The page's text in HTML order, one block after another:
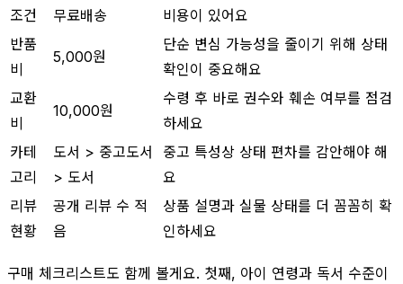
조건
무료배송
비용이 있어요
반품
비
5,000원
단순 변심 가능성을 줄이기 위해 상태
확인이 중요해요
교환
비
10,000원
수령 후 바로 권수와 훼손 여부를 점검
하세요
카테
고리
도서 > 중고도서
> 도서
중고 특성상 상태 편차를 감안해야 해
요
리뷰
현황
공개 리뷰 수 적
음
상품 설명과 실물 상태를 더 꼼꼼히 확
인하세요
구매 체크리스트도 함께 볼게요. 첫째, 아이 연령과 독서 수준이